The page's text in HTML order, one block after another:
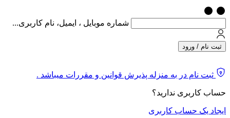
شماره موبایل ، ایمیل، نام کاربری...
ثبت نام / ورود
ثبت نام در به منزله پذیرش قوانین و مقررات میباشد .
حساب کاربری ندارید؟
ایجاد یک حساب کاربری